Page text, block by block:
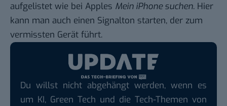
aufgelistet wie bei Apples Mein iPhone suchen. Hier
kann man auch einen Signalton starten, der zum
vermissten Gerät führt.
Du willst nicht abgehängt werden, wenn es
um KI, Green Tech und die Tech-Themen von